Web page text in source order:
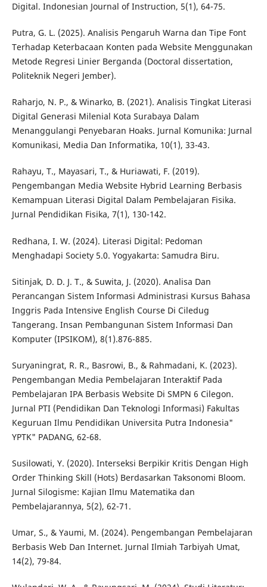
Digital. Indonesian Journal of Instruction, 5(1), 64-75.
Putra, G. L. (2025). Analisis Pengaruh Warna dan Tipe Font
Terhadap Keterbacaan Konten pada Website Menggunakan
Metode Regresi Linier Berganda (Doctoral dissertation,
Politeknik Negeri Jember).
Raharjo, N. P., & Winarko, B. (2021). Analisis Tingkat Literasi
Digital Generasi Milenial Kota Surabaya Dalam
Menanggulangi Penyebaran Hoaks. Jurnal Komunika: Jurnal
Komunikasi, Media Dan Informatika, 10(1), 33-43.
Rahayu, T., Mayasari, T., & Huriawati, F. (2019).
Pengembangan Media Website Hybrid Learning Berbasis
Kemampuan Literasi Digital Dalam Pembelajaran Fisika.
Jurnal Pendidikan Fisika, 7(1), 130-142.
Redhana, I. W. (2024). Literasi Digital: Pedoman
Menghadapi Society 5.0. Yogyakarta: Samudra Biru.
Sitinjak, D. D. J. T., & Suwita, J. (2020). Analisa Dan
Perancangan Sistem Informasi Administrasi Kursus Bahasa
Inggris Pada Intensive English Course Di Ciledug
Tangerang. Insan Pembangunan Sistem Informasi Dan
Komputer (IPSIKOM), 8(1).876-885.
Suryaningrat, R. R., Basrowi, B., & Rahmadani, K. (2023).
Pengembangan Media Pembelajaran Interaktif Pada
Pembelajaran IPA Berbasis Website Di SMPN 6 Cilegon.
Jurnal PTI (Pendidikan Dan Teknologi Informasi) Fakultas
Keguruan Ilmu Pendidikan Universita Putra Indonesia"
YPTK" PADANG, 62-68.
Susilowati, Y. (2020). Interseksi Berpikir Kritis Dengan High
Order Thinking Skill (Hots) Berdasarkan Taksonomi Bloom.
Jurnal Silogisme: Kajian Ilmu Matematika dan
Pembelajarannya, 5(2), 62-71.
Umar, S., & Yaumi, M. (2024). Pengembangan Pembelajaran
Berbasis Web Dan Internet. Jurnal Ilmiah Tarbiyah Umat,
14(2), 79-84.